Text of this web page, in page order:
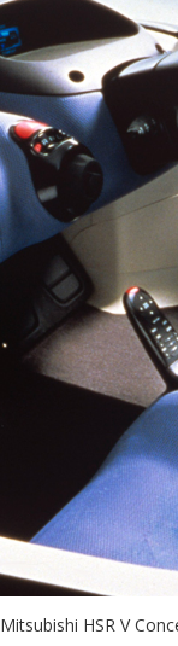
Mitsubishi HSR V